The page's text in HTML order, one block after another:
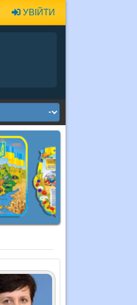
УВІЙТИ